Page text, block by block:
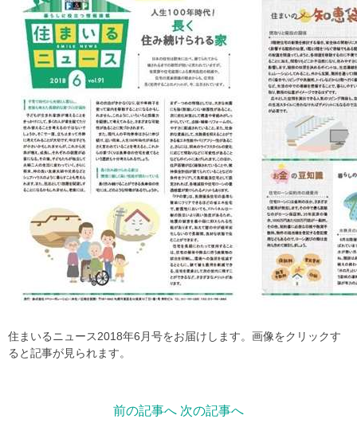
住まいるニュース2018年6月号をお届けします。画像をクリックす
ると記事が見られます。
前の記事へ 次の記事へ